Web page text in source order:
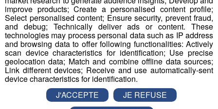
ODD numéro 4 : Education de qualité
improve products; Create a personalised content profile;
Select personalised content; Ensure security, prevent fraud,
and debug; Technically deliver ads or content. These
technologies may process personal data such as IP address
and browsing data to offer following functionalities: Actively
scan device characteristics for identification; Use precise
geolocation data; Match and combine offline data sources;
Link different devices; Receive and use automatically-sent
device characteristics for identification.
J'ACCEPTE
JE REFUSE